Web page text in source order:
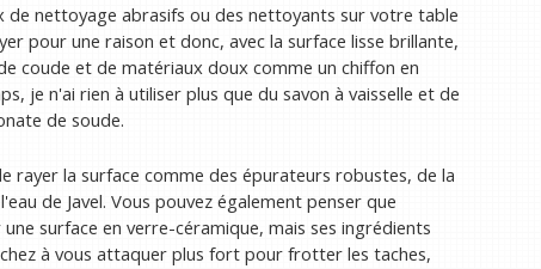
de nettoyage abrasifs ou des nettoyants sur votre table
pour une raison et donc, avec la surface lisse brillante,
coude et de matériaux doux comme un chiffon en
je n'ai rien à utiliser plus que du savon à vaisselle et de
de soude.
rayer la surface comme des épurateurs robustes, de la
de Javel. Vous pouvez également penser que
surface en verre-céramique, mais ses ingrédients
à vous attaquer plus fort pour frotter les taches,